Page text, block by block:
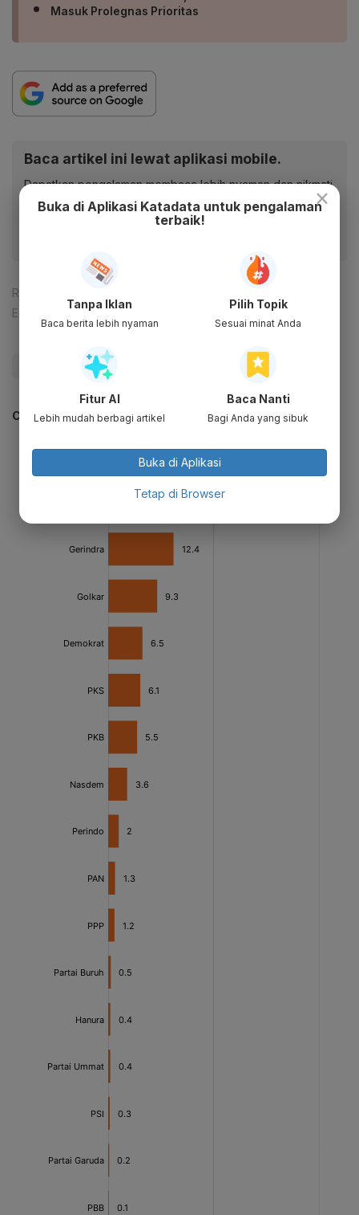
Masuk Prolegnas Prioritas
Baca artikel ini lewat aplikasi mobile.
Dapatkan pengalaman membaca lebih nyaman dan nikmati
fitur menarik lainnya lewat aplikasi mobile Katadata.
Reporter:
Editor:
Ameidyo Daud Nasution
#Saiful Mahdi
CEK JUGA DATA INI
×
Buka di Aplikasi Katadata untuk pengalaman
terbaik!
Tanpa Iklan
Baca berita lebih nyaman
Pilih Topik
Sesuai minat Anda
Fitur AI
Lebih mudah berbagi artikel
Baca Nanti
Bagi Anda yang sibuk
Buka di Aplikasi
Tetap di Browser